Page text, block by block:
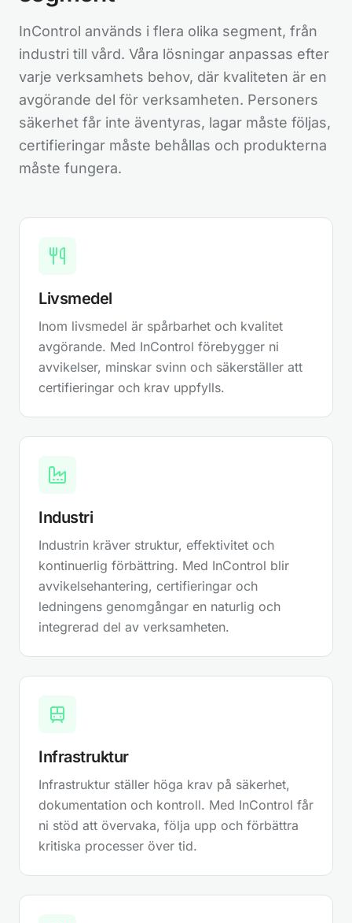
03 BEHÅLL KONTROLLEN
Stöd för avancerad behörighetsstyrning
Avancerad behörighetsstyrning ger exakt
kontroll över vem som ser vad – ner till
enskilda datafält. Anpassa behörigheter på
nivåer som organisation, roll, grupp eller
Effektiv revision med direkt uppföljning
Planera, genomför och följ upp revisioner i ett
och samma system. Avvikelser skapas direkt
vid upptäckt och hanteras automatiskt i det
ordinarie avvikelseflödet.
05
Analysera avvikelser i realtid och få tydlig
kostnadsdrivare. Datadrivet beslutsstöd gör
det möjligt att prioritera rätt åtgärder och
arbeta proaktivt med kvalitet.
Synliggör kostnader – prioritera rätt
förbättringar
kostnaderna blir synliga blir det lättare att fatta
beslut som förbättrar både kvalitet och
InControl används i flera olika segment, från
industri till vård. Våra lösningar anpassas efter
varje verksamhets behov, där kvaliteten är en
avgörande del för verksamheten. Personers
säkerhet får inte äventyras, lagar måste följas,
certifieringar måste behållas och produkterna
måste fungera.
Livsmedel
Inom livsmedel är spårbarhet och kvalitet
avgörande. Med InControl förebygger ni
avvikelser, minskar svinn och säkerställer att
certifieringar och krav uppfylls.
Industri
Industrin kräver struktur, effektivitet och
kontinuerlig förbättring. Med InControl blir
avvikelsehantering, certifieringar och
ledningens genomgångar en naturlig och
integrerad del av verksamheten.
Infrastruktur
Infrastruktur ställer höga krav på säkerhet,
dokumentation och kontroll. Med InControl får
ni stöd att övervaka, följa upp och förbättra
kritiska processer över tid.